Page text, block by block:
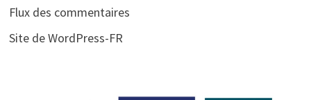
Flux des commentaires
Site de WordPress-FR